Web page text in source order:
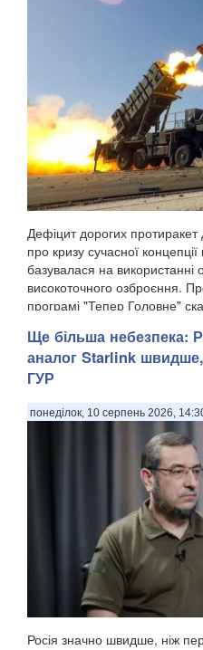
Дефіцит дорогих
про кризу сучасної
базувалася на використанні
високоточного озброєння.
програмі "Тепер Головне"
Ще більша небезпека:
аналог Starlink
ГУР
понеділок, 10 серпень 2026,
Росія значно швидше, ніж